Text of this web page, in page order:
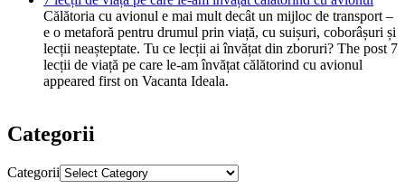
Călătoria cu avionul e mai mult decât un mijloc de transport –
e o metaforă pentru drumul prin viață, cu suișuri, coborâșuri și
lecții neașteptate. Tu ce lecții ai învățat din zboruri? The post 7
lecții de viață pe care le-am învățat călătorind cu avionul
appeared first on Vacanta Ideala.
Categorii
Categorii